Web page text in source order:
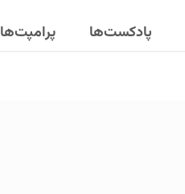
پادکست‌ها پرامپت‌ها